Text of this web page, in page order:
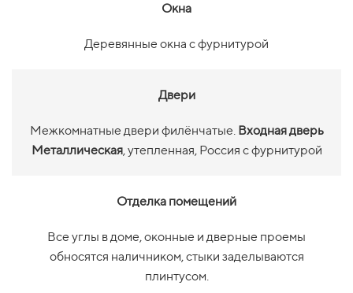
Окна
Деревянные окна с фурнитурой
Двери
Межкомнатные двери филёнчатые. Входная дверь
Металлическая, утепленная, Россия с фурнитурой
Отделка помещений
Все углы в доме, оконные и дверные проемы
обносятся наличником, стыки заделываются
плинтусом.